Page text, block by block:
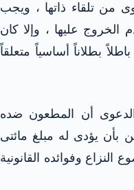
من تلقاء ذاتها ، ويجب
الخروج عليها ، وإلا كان
بطلاناً أساسياً متعلقاً
أن المطعون ضده
بأن يؤدى له مبلغ مائتى
النزاع وفوائده القانونية